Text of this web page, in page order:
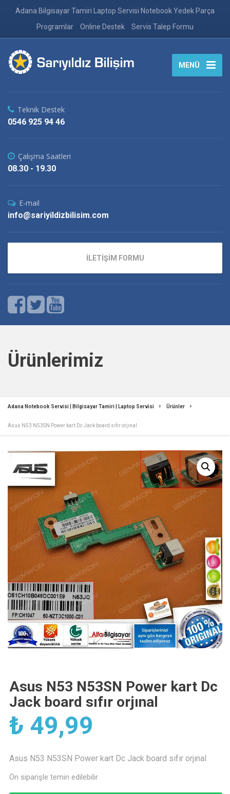
Adana Bilgisayar Tamiri Laptop Servisi Notebook Yedek Parça
Programlar
Online Destek Servis Talep Formu
MENÜ
Teknik Destek
0546 925 94 46
Çalışma Saatleri
08.30 - 19.30
E-mail
info@sariyildizbilisim.com
İLETİŞİM FORMU
Ürünlerimiz
Adana Notebook Servisi | Bilgisayar Tamiri | Laptop Servisi Ürünler
Asus N53 N53SN Power kart Dc Jack board sıfır orjınal
Asus N53 N53SN Power kart Dc
Jack board sıfır orjınal
₺ 49,99
Asus N53 N53SN Power kart Dc Jack board sıfır orjınal
Ön siparişle temin edilebilir